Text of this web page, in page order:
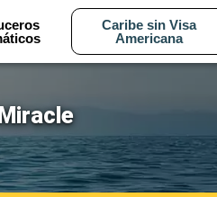
Caribe sin Visa
Americana